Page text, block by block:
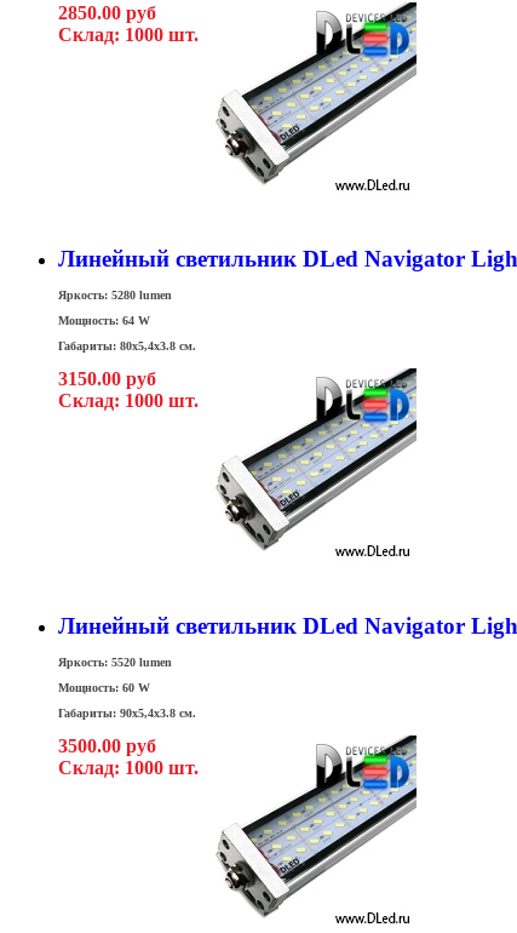
2850.00 руб
Склад: 1000 шт.
Линейный светильник DLed Navigator
Яркость: 5280 lumen
Мощность: 64 W
Габариты: 80x5,4x3.8 см.
3150.00 руб
Склад: 1000 шт.
Линейный светильник DLed Navigator
Яркость: 5520 lumen
Мощность: 60 W
Габариты: 90x5,4x3.8 см.
3500.00 руб
Склад: 1000 шт.